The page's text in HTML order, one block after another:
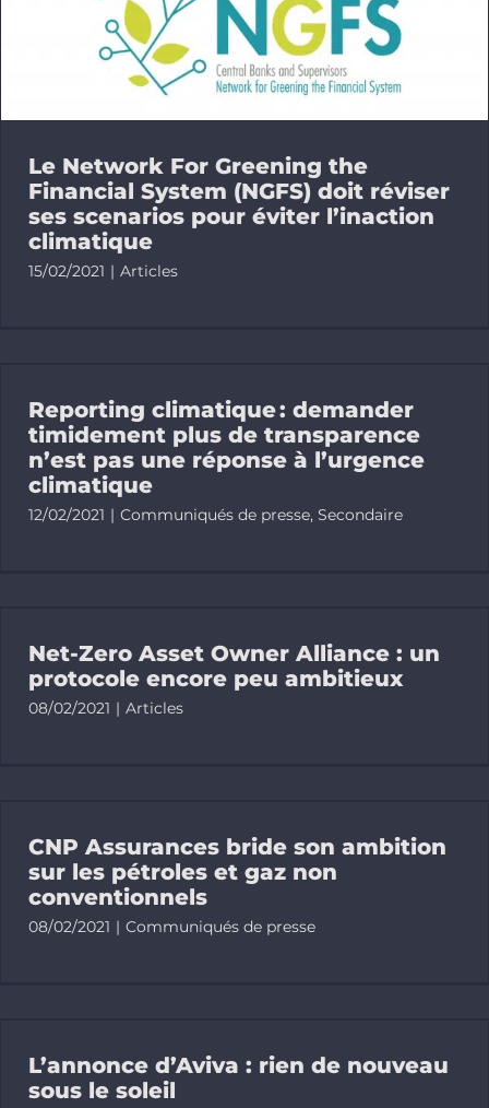
Faire un
Le Network For Greening the
Financial System (NGFS) doit réviser
ses scenarios pour éviter l’inaction
climatique
15/02/2021 | Articles
Reporting climatique : demander
timidement plus de transparence
n’est pas une réponse à l’urgence
climatique
12/02/2021 | Communiqués de presse, Secondaire
Net-Zero Asset Owner Alliance : un
protocole encore peu ambitieux
08/02/2021 | Articles
CNP Assurances bride son ambition
sur les pétroles et gaz non
conventionnels
08/02/2021 | Communiqués de presse
L’annonce d’Aviva : rien de nouveau
sous le soleil